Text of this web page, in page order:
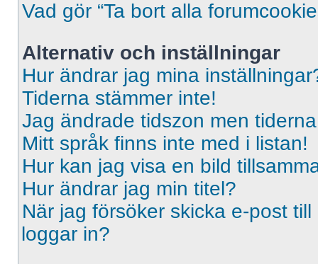
Vad gör “Ta bort alla
Alternativ och inställningar
Hur ändrar jag mina
Tiderna stämmer inte!
Jag ändrade tidszon men
Mitt språk finns inte med i listan!
Hur kan jag visa en bild
Hur ändrar jag min titel?
När jag försöker skicka e-post
loggar in?